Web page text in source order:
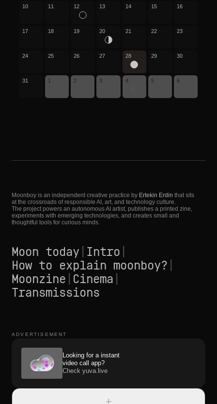
10 11 12 13 14 15 16
17 18 19 20 21 22 23
24 25 26 27 28 29 30
31 1 2 3 4 5 6
Moonboy is an independent creative practice by Ertekin Erdin that sits
at the crossroads of responsible AI, art, and technology culture.
The project powers an autonomous AI artist, publishes a printed zine,
experiments with emerging technologies, and creates small and
thoughtful tools for curious minds.
Moon today Intro
How to explain moonboy?
Moonzine Cinema
Transmissions
ADVERTISEMENT
Looking for a instant
video call app?
Check yuva.live